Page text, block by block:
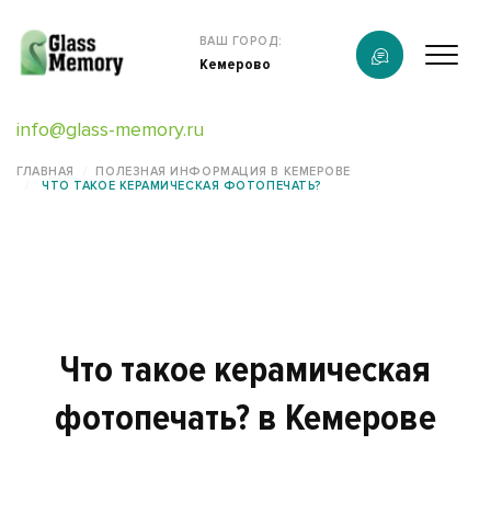
info@glass-memory.ru
ВАШ ГОРОД:
Кемерово
Продукция
Наши работы
информация
ГЛАВНАЯ
ПОЛЕЗНАЯ ИНФОРМАЦИЯ В КЕМЕРОВЕ
ЧТО ТАКОЕ КЕРАМИЧЕСКАЯ ФОТОПЕЧАТЬ?
Что такое керамическая
фотопечать? в Кемерове